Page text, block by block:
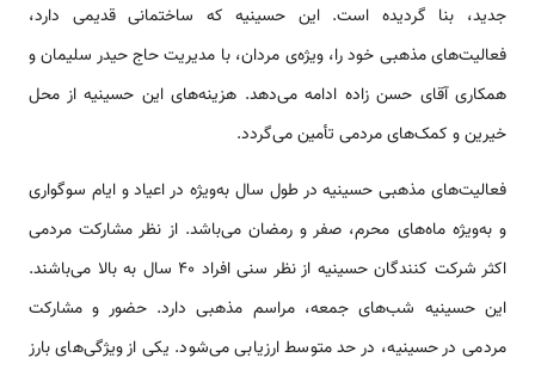
جدید، بنا گردیده است. این حسینیه که ساختمانی قدیمی دارد،
فعالیت‌های مذهبی خود را، ویژه‌ی مردان، با مدیریت حاج حیدر سلیمان و
همکاری آقای حسن زاده ادامه می‌دهد. هزینه‌های این حسینیه از محل
خیرین و کمک‌های مردمی تأمین می‌گردد.
فعالیت‌های مذهبی حسینیه در طول سال به‌ویژه در اعیاد و ایام سوگواری
و به‌ویژه ماه‌های محرم، صفر و رمضان می‌باشد. از نظر مشارکت مردمی
اکثر شرکت کنندگان حسینیه از نظر سنی افراد 40 سال به بالا می‌باشند.
این حسینیه شب‌های جمعه، مراسم مذهبی دارد. حضور و مشارکت
مردمی در حسینیه، در حد متوسط ارزیابی می‌شود. یکی از ویژگی‌های بارز